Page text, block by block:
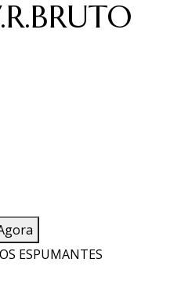
ESPUMANTES